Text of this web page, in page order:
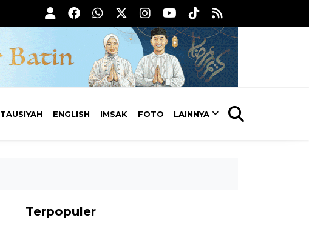
TAUSIYAH ENGLISH IMSAK FOTO LAINNYA
Terpopuler